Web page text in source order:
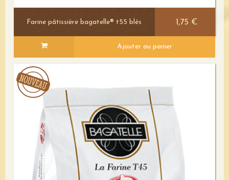
Voir le détail
Farine pâtissière bagatelle® t55 blés 1,75 €
Ajouter au panier